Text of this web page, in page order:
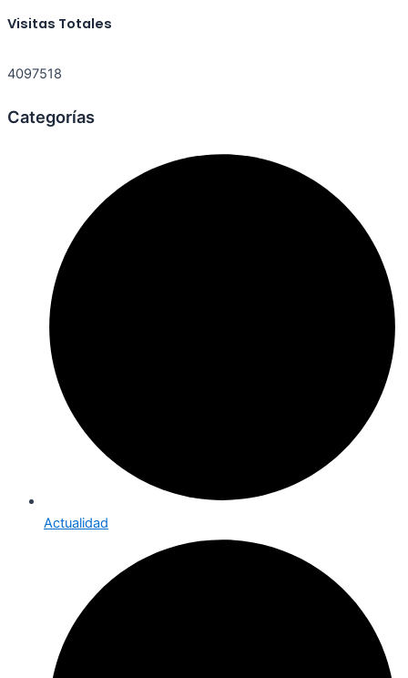
Visitas Totales
4097518
Categorías
Actualidad